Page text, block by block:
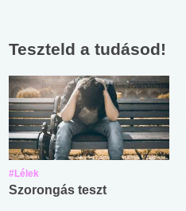
Teszteld a tudásod!
#Lélek
Szorongás teszt